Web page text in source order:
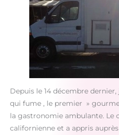
Depuis le 14 décembre
qui fume , le premier »
la gastronomie ambulante. Le
californienne et a appris